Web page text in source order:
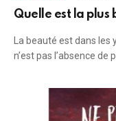
Quelle est la plus
La beauté est dans
n’est pas l’absence de